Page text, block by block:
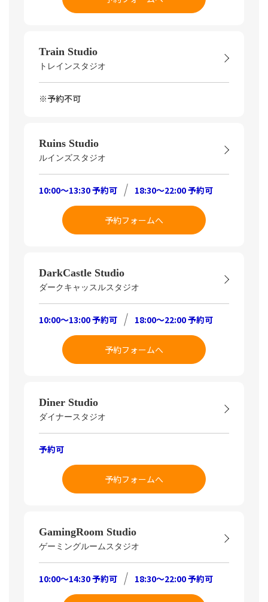
Train Studio
トレインスタジオ
※予約不可
Ruins Studio
ルインズスタジオ
10:00～13:30 予約可 18:30～22:00 予約可
予約フォームへ
DarkCastle Studio
ダークキャッスルスタジオ
10:00～13:00 予約可 18:00～22:00 予約可
予約フォームへ
Diner Studio
ダイナースタジオ
予約可
予約フォームへ
GamingRoom Studio
ゲーミングルームスタジオ
10:00～14:30 予約可 18:30～22:00 予約可